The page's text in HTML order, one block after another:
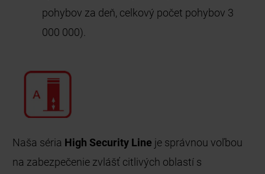
pohybov za deň, celkový počet pohybov 3
000 000).
Naša séria High Security Line je správnou voľbou
na zabezpečenie zvlášť citlivých oblastí s